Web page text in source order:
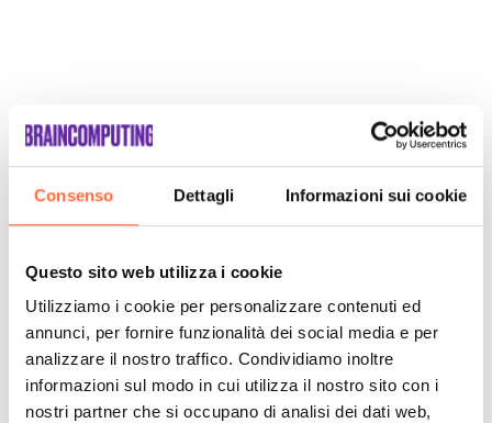
Consenso Dettagli Informazioni sui cookie
Questo sito web utilizza i cookie
Utilizziamo i cookie per personalizzare contenuti ed
annunci, per fornire funzionalità dei social media e per
analizzare il nostro traffico. Condividiamo inoltre
informazioni sul modo in cui utilizza il nostro sito con i
nostri partner che si occupano di analisi dei dati web,